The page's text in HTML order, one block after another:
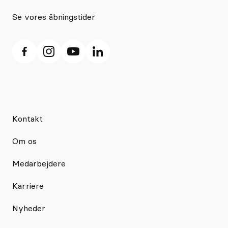
Se vores åbningstider
Kontakt
Om os
Medarbejdere
Karriere
Nyheder